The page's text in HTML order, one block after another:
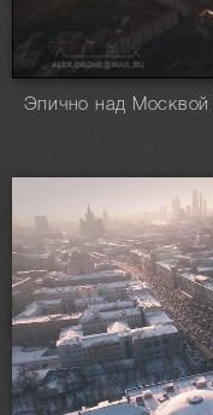
Эпично над Москвой